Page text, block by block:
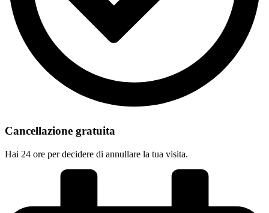
Cancellazione gratuita
Hai 24 ore per decidere di annullare la tua visita.